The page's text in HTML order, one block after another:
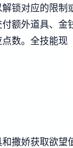
锁对应的限制
额外道具、金
数。 全技能现
撒娇获取欲望